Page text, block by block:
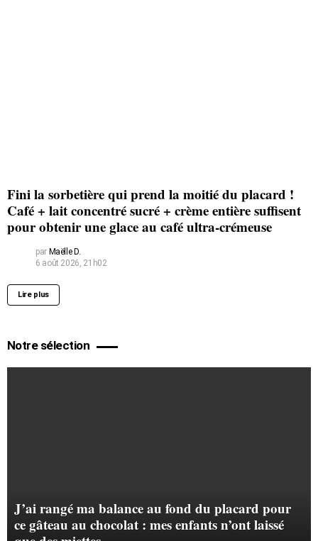
Fini la sorbetière qui prend la moitié du placard !
Café + lait concentré sucré + crème entière suffisent
pour obtenir une glace au café ultra-crémeuse
par Maëlle D.
6 août 2026, 21h02
Lire plus
Notre sélection
J’ai rangé ma balance au fond du placard pour
ce gâteau au chocolat : mes enfants n’ont laissé